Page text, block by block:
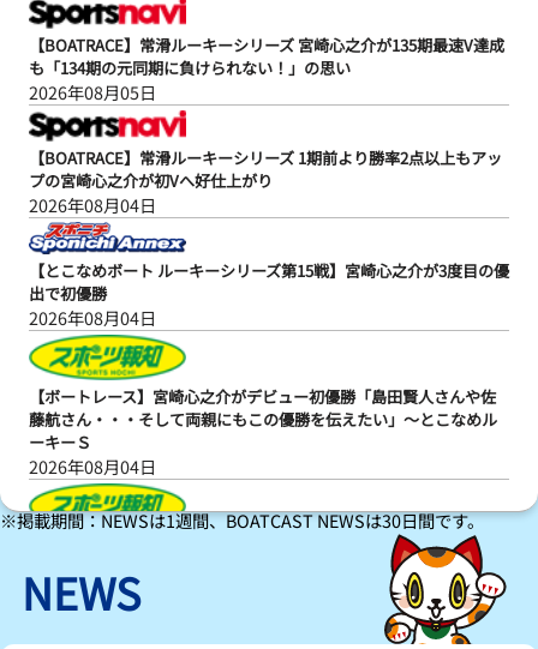
【BOATRACE】常滑ルーキーシリーズ 宮崎心之介が135期最速V達成
も「134期の元同期に負けられない！」の思い
2026年08月05日
【BOATRACE】常滑ルーキーシリーズ 1期前より勝率2点以上もアッ
プの宮崎心之介が初Vへ好仕上がり
2026年08月04日
【とこなめボート ルーキーシリーズ第15戦】宮崎心之介が3度目の優
出で初優勝
2026年08月04日
【ボートレース】宮崎心之介がデビュー初優勝「島田賢人さんや佐
藤航さん・・・そして両親にもこの優勝を伝えたい」～とこなめル
ーキーＳ
2026年08月04日
【ボートレース】宮崎心之介が強気でデビュー初Ｖ！次の目標はＡ
１昇格「上の舞台で仕事ができるように努力していきたい」～とこ
なめルーキーＳ
2026年08月04日
※掲載期間：NEWSは1週間、BOATCAST NEWSは30日間です。
NEWS